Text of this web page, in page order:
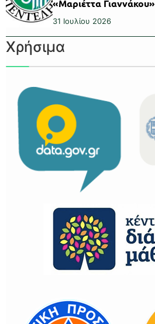
«Μαριέττα Γιαννάκου»
31 Ιουλίου 2026
Χρήσιμα